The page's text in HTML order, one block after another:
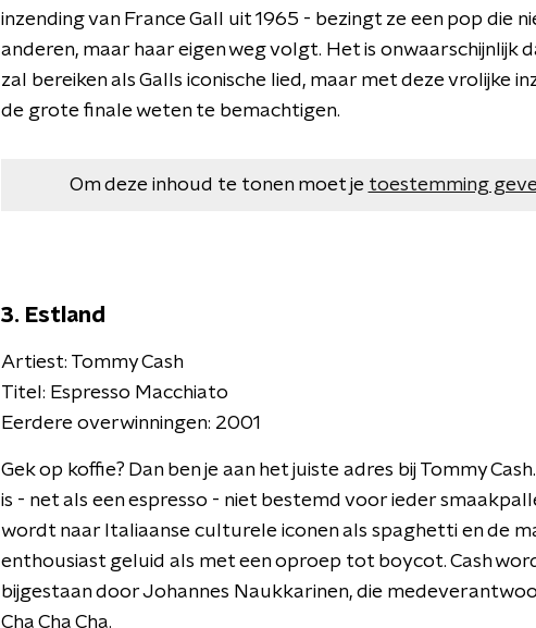
inzending van France Gall uit 1965 - bezingt ze een pop die
anderen, maar haar eigen weg volgt. Het is
zal bereiken als Galls iconische lied, maar met deze vrolijke
de grote finale weten te bemachtigen.
Om deze inhoud te tonen moet je toestemming
3. Estland
Artiest: Tommy Cash
Titel: Espresso Macchiato
Eerdere overwinningen: 2001
Gek op koffie? Dan ben je aan het juiste adres bij Tommy
is - net als een espresso - niet bestemd voor ieder
wordt naar Italiaanse culturele iconen als spaghetti en de
enthousiast geluid als met een oproep tot boycot. Cash
bijgestaan door Johannes Naukkarinen, die
Cha Cha Cha.